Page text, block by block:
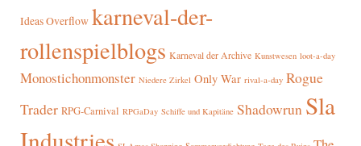
Ideas Overflow karneval-der-
rollenspielblogs Karneval der Archive Kunstwesen loot-a-day
Monostichonmonster Niedere Zirkel Only War rival-a-day Rogue
Trader RPG-Carnival RPGaDay Schiffe und Kapitäne Shadowrun Sla